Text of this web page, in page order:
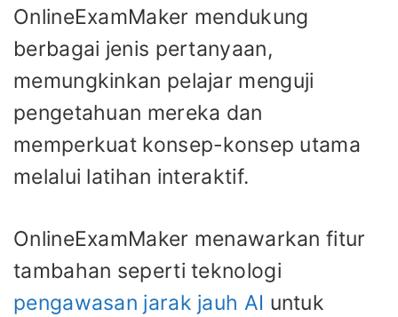
OnlineExamMaker mendukung
berbagai jenis pertanyaan,
memungkinkan pelajar menguji
pengetahuan mereka dan
memperkuat konsep-konsep utama
melalui latihan interaktif.
OnlineExamMaker menawarkan fitur
tambahan seperti teknologi
pengawasan jarak jauh AI untuk